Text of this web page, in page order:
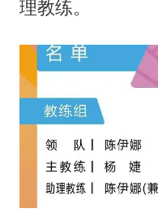
理教练。